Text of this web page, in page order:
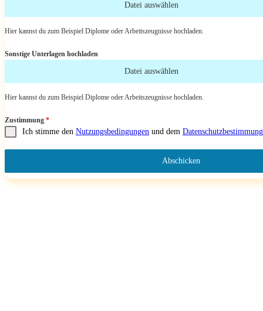
Datei auswählen
Hier kannst du zum Beispiel Diplome oder Arbeitszeugnisse hochladen.
Sonstige Unterlagen hochladen
Datei auswählen
Hier kannst du zum Beispiel Diplome oder Arbeitszeugnisse hochladen.
Zustimmung *
Ich stimme den Nutzungsbedingungen und dem
Abschicken